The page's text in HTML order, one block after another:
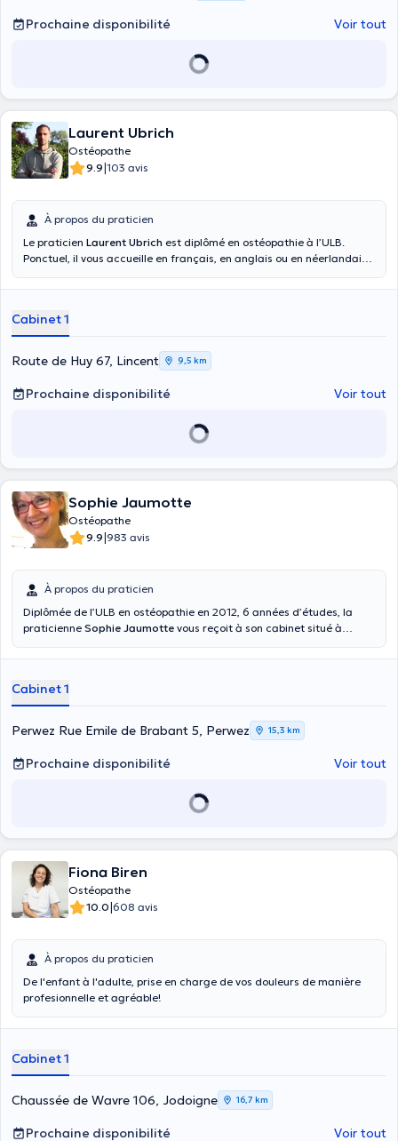
Prochaine disponibilité Voir tout
Laurent Ubrich
Ostéopathe
9.9|103 avis
À propos du praticien
Le praticien Laurent Ubrich est diplômé en ostéopathie à l’ULB.
Ponctuel, il vous accueille en français, en anglais ou en néerlandais
consultations générales que vous soyez déjà patient ou non. Ses
Cabinet 1
Route de Huy 67, Lincent 9,5 km
Prochaine disponibilité Voir tout
Sophie Jaumotte
Ostéopathe
9.9|983 avis
À propos du praticien
Diplômée de l’ULB en ostéopathie en 2012, 6 années d’études, la
praticienne Sophie Jaumotte vous reçoit à son cabinet situé à
formations en collaboration avec plusieurs ostéopathes
sportifs. Elle exerce sa pratique depuis 13ans et a le soucis de
mettre toute son attention sur des soins adaptés à chacun de ses
patients. Elle prend le temps nécessaire pour expliquer au mieux les
techniques choisies et celles qui peuvent compléter sa prise en
charge. Elle prend en charge également les nouveaux patients.
Cabinet 1
Perwez Rue Emile de Brabant 5, Perwez 15,3 km
Prochaine disponibilité Voir tout
Fiona Biren
Ostéopathe
10.0|608 avis
À propos du praticien
De l'enfant à l'adulte, prise en charge de vos douleurs de manière
profesionnelle et agréable!
Cabinet 1
Chaussée de Wavre 106, Jodoigne 16,7 km
Prochaine disponibilité Voir tout